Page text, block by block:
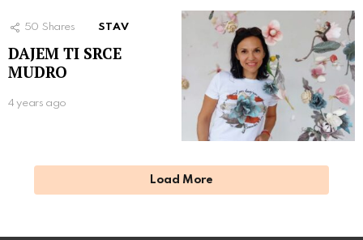
50 Shares STAV
DAJEM TI SRCE
MUDRO
4 years ago
Load More